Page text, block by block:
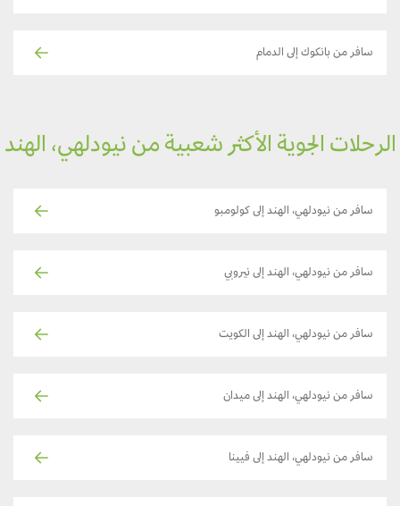
سافر من بانكوك إلى الدمام
الجوية الأكثر شعبية من نيودلهي، الهند
سافر من نيودلهي، الهند إلى كولومبو
سافر من نيودلهي، الهند إلى نيروبي
سافر من نيودلهي، الهند إلى الكويت
سافر من نيودلهي، الهند إلى ميدان
سافر من نيودلهي، الهند إلى فيينا